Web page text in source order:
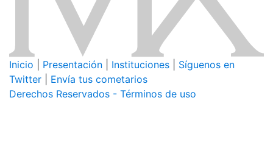
Inicio Presentación Instituciones
Síguenos en
Twitter
Envía tus cometarios
Derechos Reservados - Términos de uso